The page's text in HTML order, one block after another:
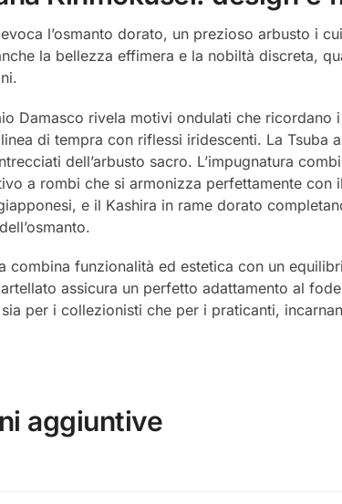
l’osmanto dorato, un prezioso arbusto i
la bellezza effimera e la nobiltà discreta,
Damasco rivela motivi ondulati che
di tempra con riflessi iridescenti. La
dell’arbusto sacro. L’impugnatura
a rombi che si armonizza perfettamente
e il Kashira in rame dorato
combina funzionalità ed estetica con un
assicura un perfetto adattamento al
per i collezionisti che per i praticanti,
aggiuntive